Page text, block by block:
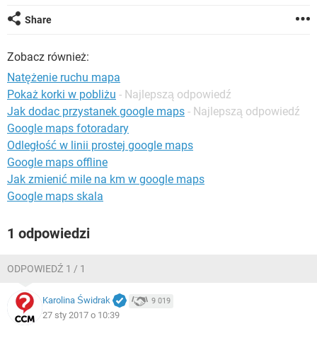
INSTAGRAM
Share
Zobacz również:
Natężenie ruchu mapa
Pokaż korki w pobliżu - Najlepszą odpowiedź
Jak dodac przystanek google maps - Najlepszą odpowiedź
Google maps fotoradary
Odległość w linii prostej google maps
Google maps offline
Jak zmienić mile na km w google maps
Google maps skala
1 odpowiedzi
ODPOWIEDŹ 1 / 1
Karolina Świdrak 9 019
27 sty 2017 o 10:39